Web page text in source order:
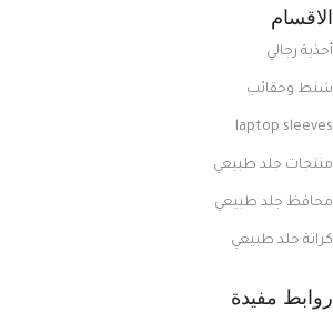
الاقسام
أحذية رجالي
شنط وحقائب
laptop sleeves
منتجات جلد طبيعي
محافظ جلد طبيعي
كراتة جلد طبيعي
روابط مفيدة